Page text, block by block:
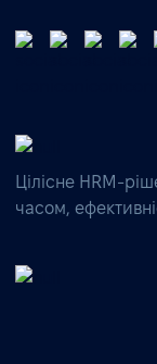
Цілісне HRM-
часом,